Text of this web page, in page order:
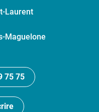
Laurent
Maguelone
75 75